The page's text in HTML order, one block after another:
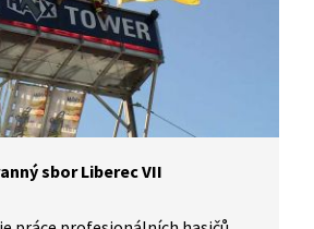
zraněných z automobilu
sbor Liberec VII